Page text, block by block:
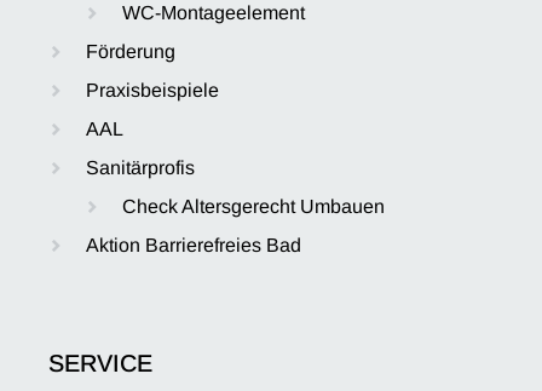
WC-Montageelement
Förderung
Praxisbeispiele
AAL
Sanitärprofis
Check Altersgerecht Umbauen
Aktion Barrierefreies Bad
SERVICE